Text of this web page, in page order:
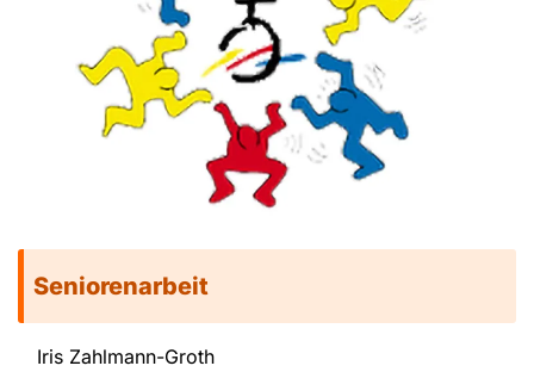
Seniorenarbeit
Iris Zahlmann-Groth